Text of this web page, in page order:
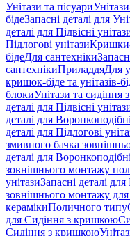
Унітази та пісуари
бідеЗапасні деталі для
деталі для Підвісні
Підлогові унітази
бідеДля сантехніки
сантехнікиПриладдяДля
кришок-біде та унітазів-
блокиУнітази та
деталі для Підвісні
деталі для
деталі для Підлогові
змивного бачка
деталі для
зовнішнього монтажу
унітазиЗапасні деталі
зовнішнього монтажу для
керамікиПоличного типу
для Сидіння з кришкою
Сидіння з кришкою